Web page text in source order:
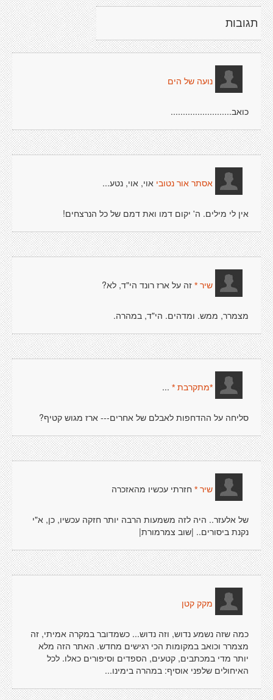
תגובות
נועה של הים
כואב.........................
אסתר אור נטובי אוי, אוי, נטע...
אין לי מילים. ה' יקום דמו ואת דמם של כל הנרצחים!
שיר * זה על ארז רונד הי"ד, לא?
מצמרר, ממש. ומדהים. הי"ד, במהרה.
*מתקרבת * ...
סליחה על ההדחפות לאבלם של אחרים--- ארז מגוש קטיף?
שיר * חזרתי עכשיו מהאזכרה
של אלעזר.. היה לזה משמעות הרבה יותר חזקה עכשיו, כן, א"י
נקנת ביסורים.. |שוב צמרמורת|
מקק קטן
כמה שזה נשמע נדוש, וזה נדוש... כשמדובר במקרה אמיתי, זה
מצמרר וכואב במקומות הכי רגישים מחדש. האתר הזה מלא
יותר מדי במכתבים, קטעים, הספדים וסיפורים כאלו. לכל
האיחולים שלפני אוסיף: במהרה בימינו...